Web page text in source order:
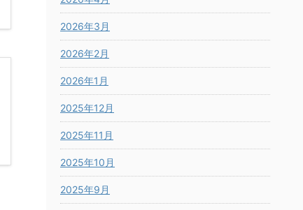
2026年3月
2026年2月
2026年1月
2025年12月
2025年11月
2025年10月
2025年9月